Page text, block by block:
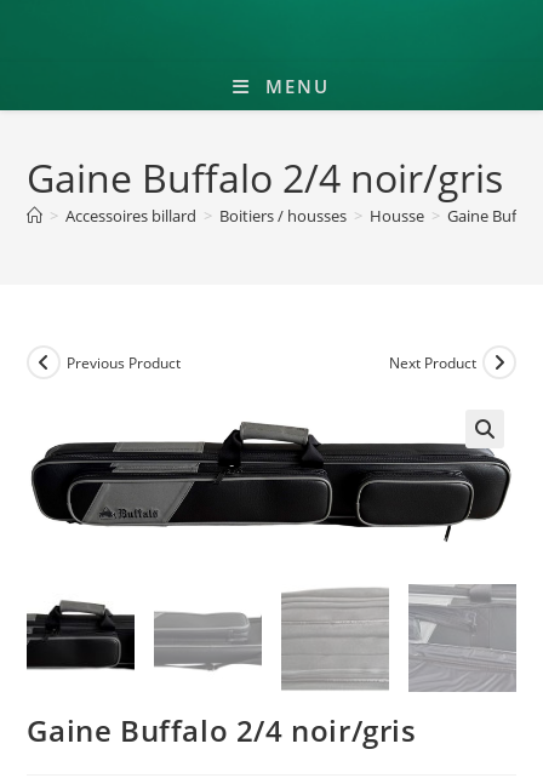
MENU
Gaine Buffalo 2/4 noir/gris
> Accessoires billard > Boitiers / housses > Housse > Gaine
Previous Product Next Product
Gaine Buffalo 2/4 noir/gris